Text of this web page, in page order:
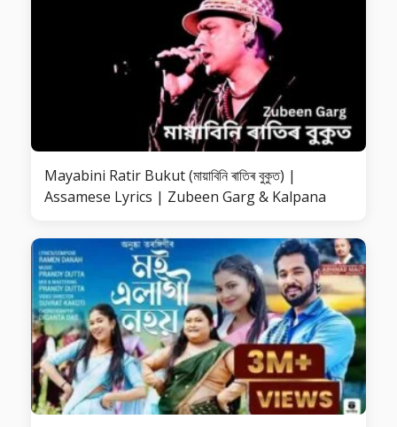
Mayabini Ratir Bukut (মায়াবিনি ৰাতিৰ বুকুত) |
Assamese Lyrics | Zubeen Garg & Kalpana